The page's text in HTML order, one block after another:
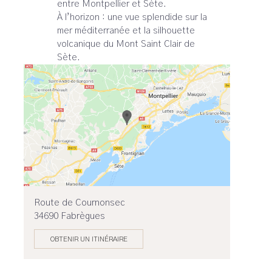
entre Montpellier et Sète.
À l’horizon : une vue splendide sur la
mer méditerranée et la silhouette
volcanique du Mont Saint Clair de
Sète.
Route de Cournonsec
34690 Fabrègues
OBTENIR UN ITINÉRAIRE